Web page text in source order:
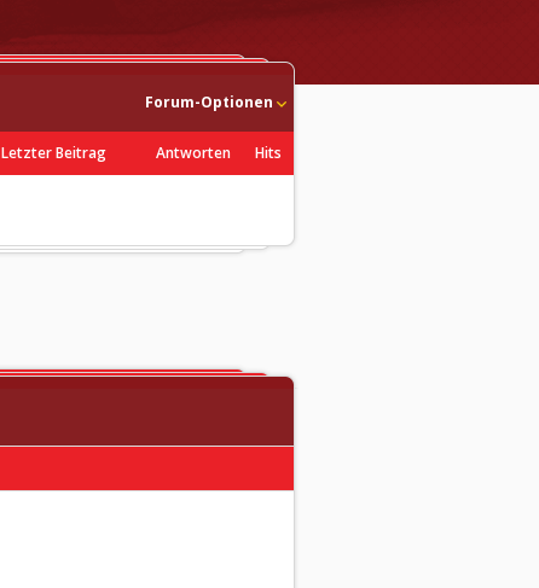
Forum-Optionen
Letzter Beitrag Antworten Hits